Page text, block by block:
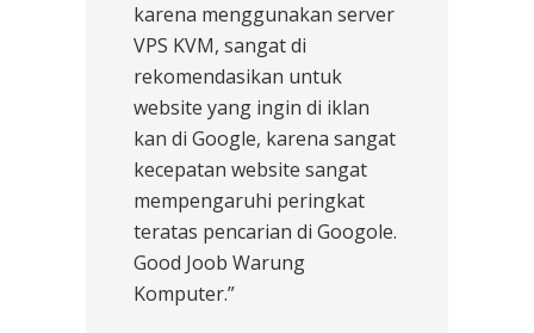
karena menggunakan server
VPS KVM, sangat di
rekomendasikan untuk
website yang ingin di iklan
kan di Google, karena sangat
kecepatan website sangat
mempengaruhi peringkat
teratas pencarian di Googole.
Good Joob Warung
Komputer.”